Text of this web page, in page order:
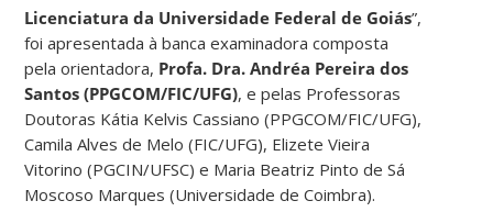
Licenciatura da Universidade Federal de Goiás”,
foi apresentada à banca examinadora composta
pela orientadora, Profa. Dra. Andréa Pereira dos
Santos (PPGCOM/FIC/UFG), e pelas Professoras
Doutoras Kátia Kelvis Cassiano (PPGCOM/FIC/UFG),
Camila Alves de Melo (FIC/UFG), Elizete Vieira
Vitorino (PGCIN/UFSC) e Maria Beatriz Pinto de Sá
Moscoso Marques (Universidade de Coimbra).